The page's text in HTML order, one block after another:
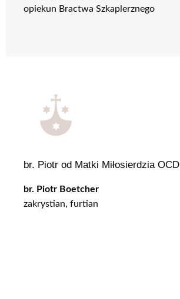
opiekun Bractwa Szkaplerznego
br. Piotr od Matki Miłosierdzia OCD
br. Piotr Boetcher
zakrystian, furtian